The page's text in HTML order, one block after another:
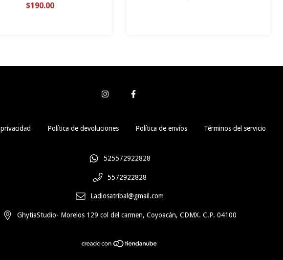
$190.00
Política de devoluciones Política de envíos Términos del servicio
525572922828
5572922828
Ladiosatribal@gmail.com
GhytiaStudio- Morelos 129 col del carmen, Coyoacán, CDMX. C.P. 04100